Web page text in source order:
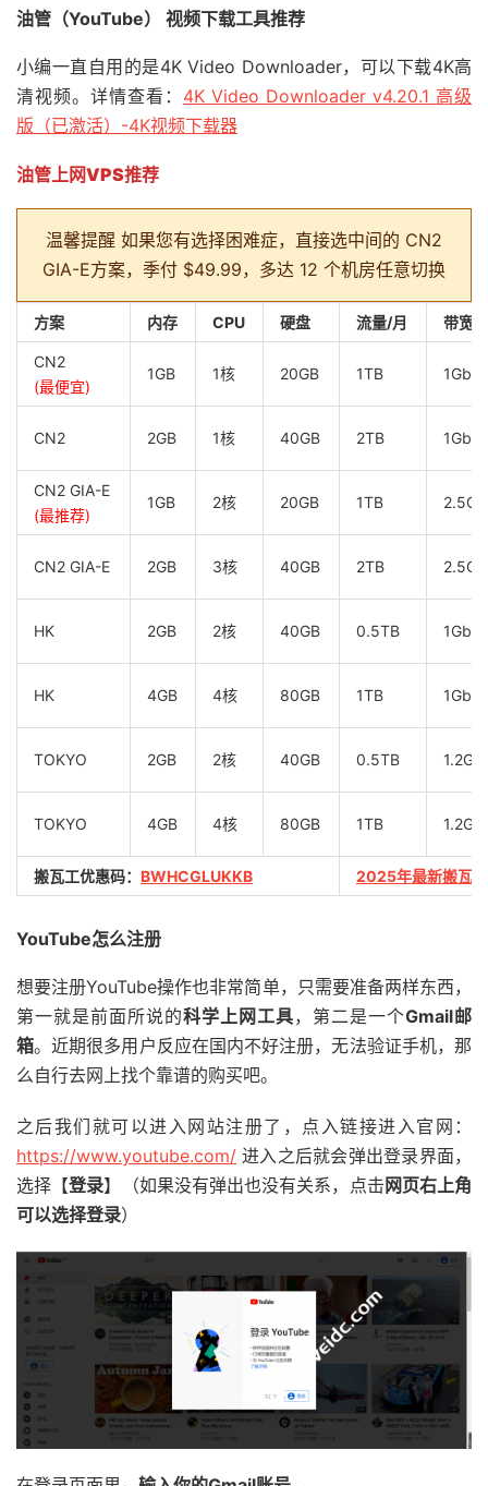
油管（YouTube） 视频下载工具推荐
小编一直自用的是4K Video Downloader，可以下载4K高
清视频。详情查看： 4K Video Downloader v4.20.1 高级
版（已激活）-4K视频下载器
油管上网VPS推荐
温馨提醒 如果您有选择困难症，直接选中间的 CN2
GIA-E方案，季付 $49.99，多达 12 个机房任意切换
方案 内存 CPU 硬盘 流量/月 带宽
CN2
(最便宜)
1GB 1核 20GB 1TB 1Gbps
CN2 2GB 1核 40GB 2TB 1Gbps
CN2 GIA-E
(最推荐)
1GB 2核 20GB 1TB
CN2 GIA-E 2GB 3核 40GB 2TB
HK 2GB 2核 40GB 0.5TB 1Gbps
HK 4GB 4核 80GB 1TB 1Gbps
TOKYO 2GB 2核 40GB 0.5TB
TOKYO 4GB 4核 80GB 1TB
搬瓦工优惠码： BWHCGLUKKB 2025年最新搬瓦
YouTube怎么注册
想要注册YouTube操作也非常简单，只需要准备两样东西，
第一就是前面所说的科学上网工具，第二是一个Gmail邮
箱。近期很多用户反应在国内不好注册，无法验证手机，那
么自行去网上找个靠谱的购买吧。
之后我们就可以进入网站注册了，点入链接进入官网：
https://www.youtube.com/ 进入之后就会弹出登录界面，
选择【登录】（如果没有弹出也没有关系，点击 网页右上角
可以选择登录）